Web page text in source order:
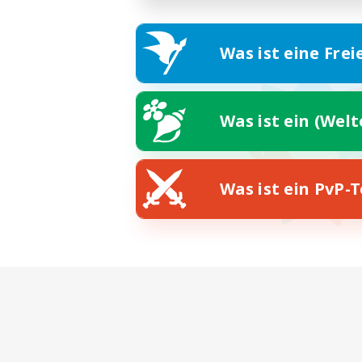
Was ist eine
Was ist ein
Was ist ein PvP-